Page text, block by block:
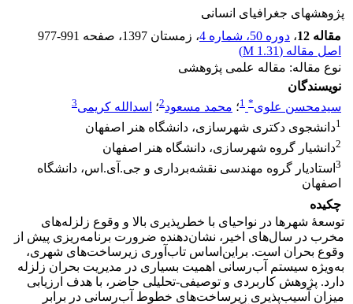
پژوهشهای جغرافیای انسانی
مقاله 12
، دوره 50، شماره 4 ، زمستان 1397 ، صفحه 977-991
اصل مقاله (1.31 M
)
نوع مقاله: مقاله علمی پژوهشی
نویسندگان
سیدمحسن علوی*
1؛ محمد مسعود2؛ اسدالله کریمی3
1دانشجوی دکتری شهرسازی، دانشگاه هنر اصفهان
2دانشیار گروه شهرسازی، دانشگاه هنر اصفهان
3 استادیار گروه مهندسی نقشه‌برداری و جی.آی.اس، دانشگاه
اصفهان
چکیده
توسعۀ شهرها در نواحی­ای با خطرپذیری بالا و وقوع زلزله‌های
مخرب در سال‌های اخیر، نشان‌دهنده ضرورت برنامه‌ریزی پیش از
وقوع بحران است. براین‌اساس تاب‌آوری زیرساخت‌های شهری،
به‌ویژه سیستم آب‌رسانی اهمیت بسیاری در مدیریت بحران زلزله
دارد. پژوهش کاربردی و توصیفی-تحلیلی حاضر، با هدف ارزیابی
میزان آسیب‌پذیری زیرساخت‌های خطوط آب‌رسانی در برابر